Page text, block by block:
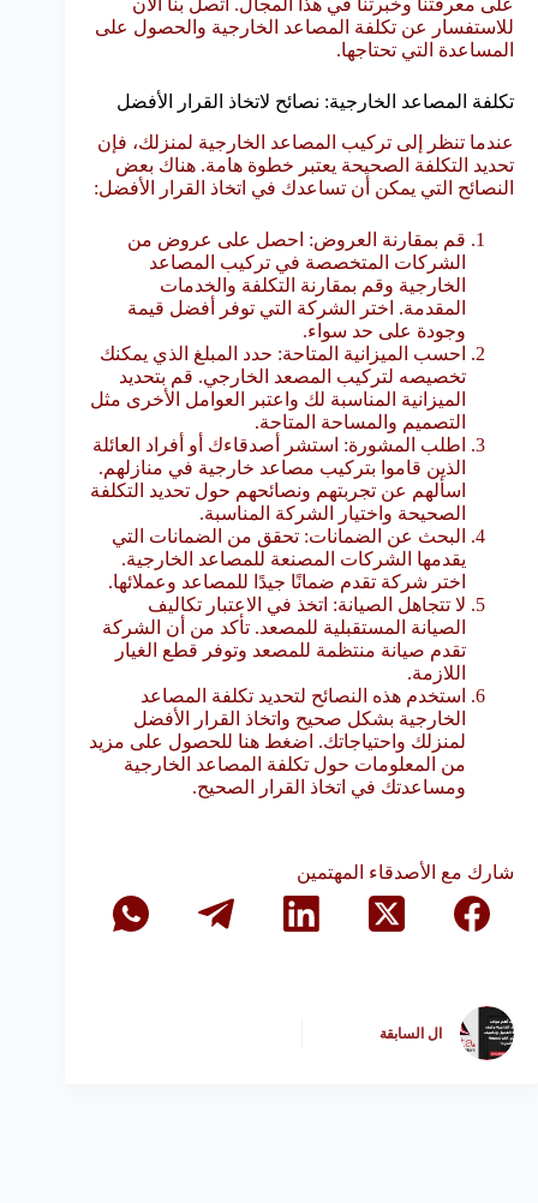
على معرفتنا وخبرتنا في هذا المجال. اتصل بنا الآن
للاستفسار عن تكلفة المصاعد الخارجية والحصول على
المساعدة التي تحتاجها.
تكلفة المصاعد الخارجية: نصائح لاتخاذ القرار الأفضل
عندما تنظر إلى تركيب المصاعد الخارجية لمنزلك، فإن
تحديد التكلفة الصحيحة يعتبر خطوة هامة. هناك بعض
النصائح التي يمكن أن تساعدك في اتخاذ القرار الأفضل:
قم بمقارنة العروض: احصل على عروض من
الشركات المتخصصة في تركيب المصاعد
الخارجية وقم بمقارنة التكلفة والخدمات
المقدمة. اختر الشركة التي توفر أفضل قيمة
وجودة على حد سواء.
احسب الميزانية المتاحة: حدد المبلغ الذي يمكنك
تخصيصه لتركيب المصعد الخارجي. قم بتحديد
الميزانية المناسبة لك واعتبر العوامل الأخرى مثل
التصميم والمساحة المتاحة.
اطلب المشورة: استشر أصدقاءك أو أفراد العائلة
الذين قاموا بتركيب مصاعد خارجية في منازلهم.
اسألهم عن تجربتهم ونصائحهم حول تحديد التكلفة
الصحيحة واختيار الشركة المناسبة.
البحث عن الضمانات: تحقق من الضمانات التي
يقدمها الشركات المصنعة للمصاعد الخارجية.
اختر شركة تقدم ضمانًا جيدًا للمصاعد وعملائها.
لا تتجاهل الصيانة: اتخذ في الاعتبار تكاليف
الصيانة المستقبلية للمصعد. تأكد من أن الشركة
تقدم صيانة منتظمة للمصعد وتوفر قطع الغيار
اللازمة.
استخدم هذه النصائح لتحديد تكلفة المصاعد
الخارجية بشكل صحيح واتخاذ القرار الأفضل
لمنزلك واحتياجاتك. اضغط هنا للحصول على مزيد
من المعلومات حول تكلفة المصاعد الخارجية
ومساعدتك في اتخاذ القرار الصحيح.
شارك مع الأصدقاء المهتمين
ال السابقة